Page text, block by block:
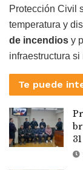
Protección Civil
temperatura y
de incendios y
infraestructura
Te puede
31